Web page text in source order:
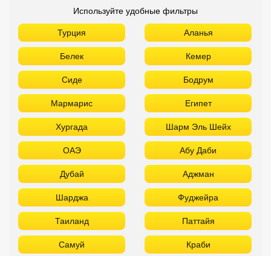
Используйте удобные фильтры
Турция Аланья
Белек Кемер
Сиде Бодрум
Мармарис Египет
Хургада Шарм Эль Шейх
ОАЭ Абу Даби
Дубай Аджман
Шарджа Фуджейра
Таиланд Паттайя
Самуй Краби